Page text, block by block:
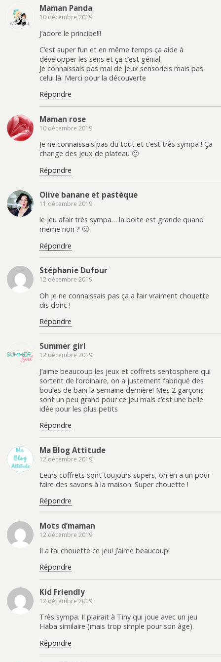
Maman Panda
10 décembre 2019
J’adore le principe!!!
C’est super fun et en même temps ça aide à
développer les sens et ça c’est génial.
Je connaissais pas mal de jeux sensoriels mais pas
celui là. Merci pour la découverte
Répondre
Maman rose
10 décembre 2019
Je ne connaissais pas du tout et c’est très sympa ! Ça
change des jeux de plateau 🙂
Répondre
Olive banane et pastèque
11 décembre 2019
le jeu al’air très sympa… la boite est grande quand
meme non ? 🙂
Répondre
Stéphanie Dufour
12 décembre 2019
Oh je ne connaissais pas ça a l’air vraiment chouette
dis donc !
Répondre
Summer girl
12 décembre 2019
J’aime beaucoup les jeux et coffrets sentosphere qui
sortent de l’ordinaire, on a justement fabriqué des
boules de bain la semaine dernière! Mes 2 garçons
sont un peu grand pour ce jeu mais c’est une belle
idée pour les plus petits
Répondre
Ma Blog Attitude
12 décembre 2019
Leurs coffrets sont toujours supers, on en a un pour
faire des savons à la maison. Super chouette !
Répondre
Mots d’maman
12 décembre 2019
Il a l’ai chouette ce jeu! J’aime beaucoup!
Répondre
Kid Friendly
12 décembre 2019
Très sympa. Il plairait à Tiny qui joue avec un jeu
Haba similaire (mais trop simple pour son âge).
Répondre